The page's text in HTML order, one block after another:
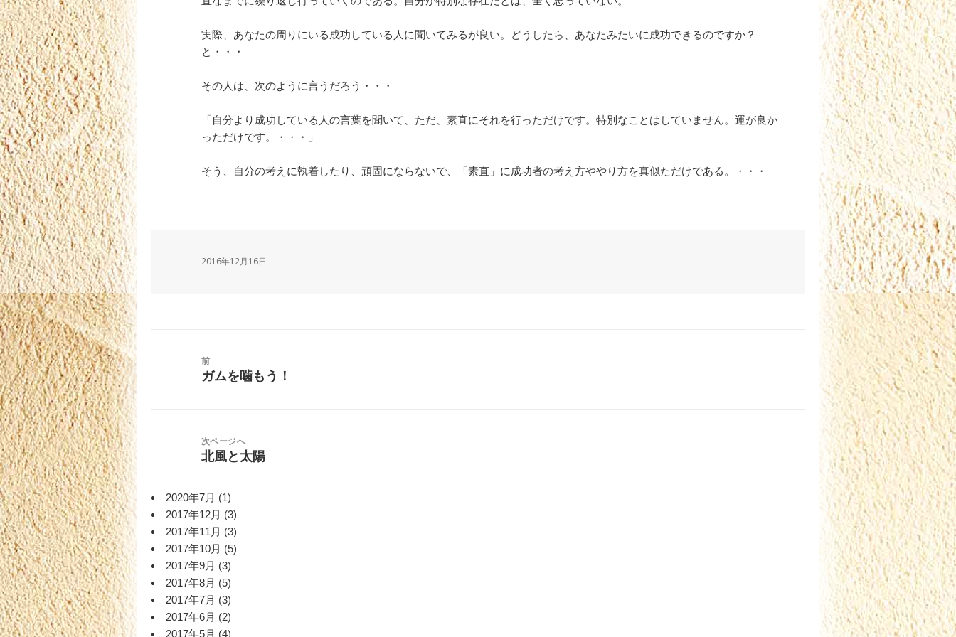
実際、あなたの周りにいる成功している人に聞いてみるが良い。どうしたら、あなたみたいに成功できるのですか？
と・・・
その人は、次のように言うだろう・・・
「自分より成功している人の言葉を聞いて、ただ、素直にそれを行っただけです。特別なことはしていません。運が良か
っただけです。・・・」
そう、自分の考えに執着したり、頑固にならないで、「素直」に成功者の考え方ややり方を真似ただけである。・・・
2016年12月16日
前
前
ガムを噛もう！
次ページへ
次
稿:
北風と太陽
2020年7月 (1)
2017年12月 (3)
2017年11月 (3)
2017年10月 (5)
2017年9月 (3)
2017年8月 (5)
2017年7月 (3)
2017年6月 (2)
2017年5月 (4)